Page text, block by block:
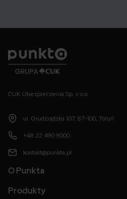
CUK Ubezpieczenia Sp. z o.o.
ul. Grudziądzka 107, 87-100, Toruń
+48 22 490 9000
kontakt@punkta.pl
O Punkta
Produkty